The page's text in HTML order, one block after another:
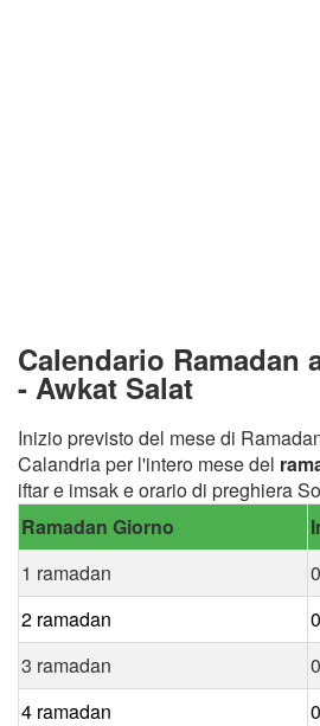
Calendario Ramadan
- Awkat Salat
Inizio previsto del mese di
Calandria per l'intero mese del
iftar e imsak e orario di preghiera
Ramadan Giorno
1 ramadan
2 ramadan
3 ramadan
4 ramadan